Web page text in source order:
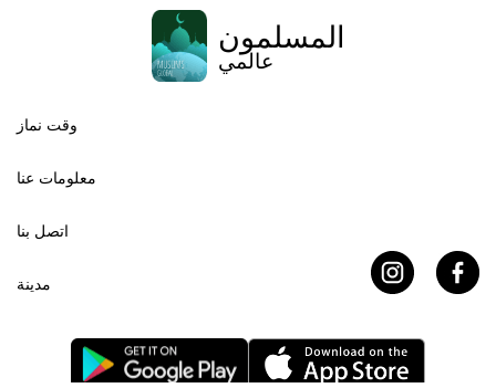
المسلمون
عالمي
وقت نماز
معلومات عنا
اتصل بنا
مدينة